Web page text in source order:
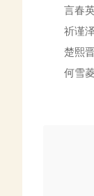
言春英
祈谨泽
楚熙晋
何雪菱